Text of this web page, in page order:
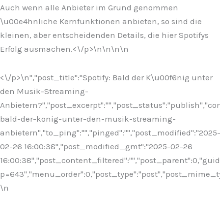
Auch wenn alle Anbieter im Grund genommen
\u00e4hnliche Kernfunktionen anbieten, so sind die
kleinen, aber entscheidenden Details, die hier Spotifys
Erfolg ausmachen.<\/p>\n\n\n\n
<\/p>\n","post_title":"Spotify: Bald der K\u00f6nig unter
den Musik-Streaming-
bald-der-konig-unter-den-musik-streaming-
anbietern","to_ping":"","pinged":"","post_modified":"2025-
02-26 16:00:38","post_modified_gmt":"2025-02-26
\n